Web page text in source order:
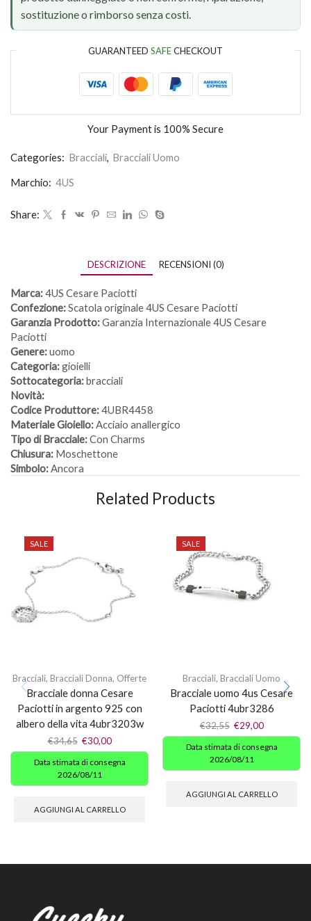
sostituzione o rimborso senza costi.
GUARANTEED SAFECHECKOUT
Your Payment is 100% Secure
Categories: Bracciali, Bracciali Uomo
Marchio: 4US
Share:
DESCRIZIONE RECENSIONI (0)
Marca:4US Cesare Paciotti
Confezione:Scatola originale 4US Cesare Paciotti
Garanzia Prodotto:Garanzia Internazionale 4US Cesare
Paciotti
Genere:uomo
Categoria:gioielli
Sottocategoria:bracciali
Novità:
Codice Produttore:4UBR4458
Materiale Gioiello:Acciaio anallergico
Tipo di Bracciale:Con Charms
Chiusura: Moschettone
Simbolo:Ancora
Related Products
SALE
Bracciali, Bracciali Donna, Offerte
Bracciale donna Cesare
Paciotti in argento 925 con
albero della vita 4ubr3203w
€34,65 €30,00
Data stimata di consegna
2026/08/11
AGGIUNGI AL CARRELLO
SALE
Bracciali, Bracciali Uomo
Bracciale uomo 4us Cesare
Paciotti 4ubr3286
€32,55 €29,00
Data stimata di consegna
2026/08/11
AGGIUNGI AL CARRELLO